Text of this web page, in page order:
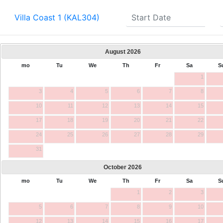
Villa Coast 1 (KAL304)
August 2026
mo Tu We Th Fr Sa
1
3 4 5 6 7 8
10 11 12 13 14 15
17 18 19 20 21 22
24 25 26 27 28 29
31
October 2026
mo Tu We Th Fr Sa
1
2 3
5 6 7 8 9 10
12 13 14 15 16 17